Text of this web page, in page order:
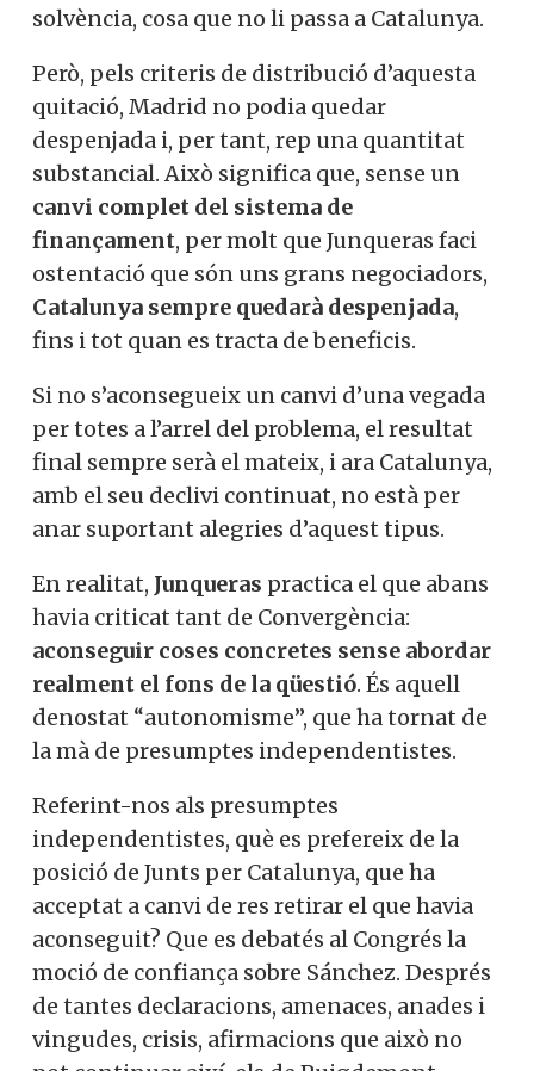
solvència, cosa que no li passa a Catalunya.
Però, pels criteris de distribució d’aquesta
quitació, Madrid no podia quedar
despenjada i, per tant, rep una quantitat
substancial. Això significa que, sense un
canvi complet del sistema de
finançament, per molt que Junqueras faci
ostentació que són uns grans negociadors,
Catalunya sempre quedarà despenjada,
fins i tot quan es tracta de beneficis.
Si no s’aconsegueix un canvi d’una vegada
per totes a l’arrel del problema, el resultat
final sempre serà el mateix, i ara Catalunya,
amb el seu declivi continuat, no està per
anar suportant alegries d’aquest tipus.
En realitat, Junqueras practica el que abans
havia criticat tant de Convergència:
aconseguir coses concretes sense abordar
realment el fons de la qüestió. És aquell
denostat “autonomisme”, que ha tornat de
la mà de presumptes independentistes.
Referint-nos als presumptes
independentistes, què es prefereix de la
posició de Junts per Catalunya, que ha
acceptat a canvi de res retirar el que havia
aconseguit? Que es debatés al Congrés la
moció de confiança sobre Sánchez. Després
de tantes declaracions, amenaces, anades i
vingudes, crisis, afirmacions que això no